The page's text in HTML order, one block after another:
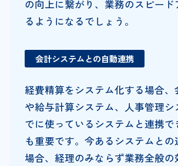
の向上に繋がり、業務のスピード
るようになるでしょう。
会計システムとの自動連携
経費精算をシステム化する場合、
や給与計算システム、人事管理シ
でに使っているシステムと連携で
も重要です。今あるシステムとの
場合、経理のみならず業務全般の